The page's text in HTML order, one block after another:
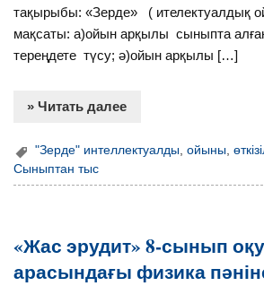
тақырыбы: «Зерде» ( ителектуалдық
мақсаты: а)ойын арқылы сыныпта алған
тереңдете түсу; ә)ойын арқылы […]
» Читать далее
"Зерде" интеллектуалды,ойыны,
Сыныптан тыс
«Жас эрудит» 8-сынып
арасындағы физика